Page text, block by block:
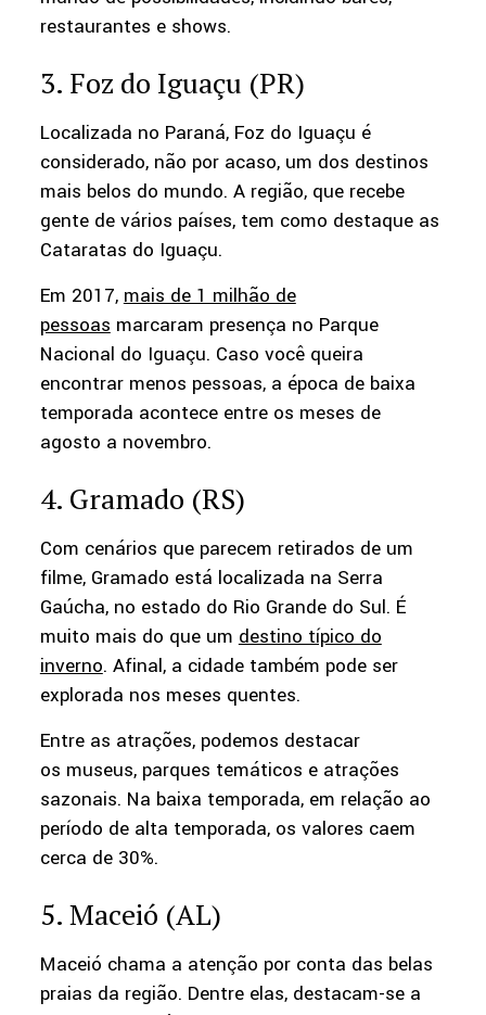
restaurantes e shows.
3. Foz do Iguaçu (PR)
Localizada no Paraná, Foz do Iguaçu é
considerado, não por acaso, um dos destinos
mais belos do mundo. A região, que recebe
gente de vários países, tem como destaque as
Cataratas do Iguaçu.
Em 2017, mais de 1 milhão de
pessoas marcaram presença no Parque
Nacional do Iguaçu. Caso você queira
encontrar menos pessoas, a época de baixa
temporada acontece entre os meses de
agosto a novembro.
4. Gramado (RS)
Com cenários que parecem retirados de um
filme, Gramado está localizada na Serra
Gaúcha, no estado do Rio Grande do Sul. É
muito mais do que um destino típico do
inverno. Afinal, a cidade também pode ser
explorada nos meses quentes.
Entre as atrações, podemos destacar
os museus, parques temáticos e atrações
sazonais. Na baixa temporada, em relação ao
período de alta temporada, os valores caem
cerca de 30%.
5. Maceió (AL)
Maceió chama a atenção por conta das belas
praias da região. Dentre elas, destacam-se a